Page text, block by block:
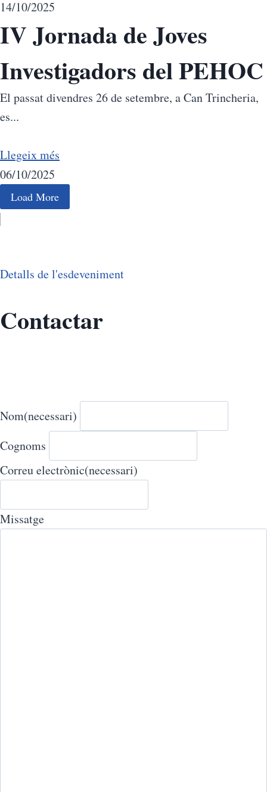
14/10/2025
IV Jornada de Joves
Investigadors del PEHOC​
El passat divendres 26 de setembre, a Can Trincheria,
es...
Llegeix més
06/10/2025
Load More
Detalls de l'esdeveniment
Contactar
Nom(necessari)
Cognoms
Correu electrònic(necessari)
Missatge